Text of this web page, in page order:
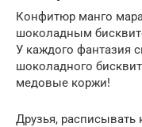
Конфитюр манго
шоколадным
У каждого фантазия
шоколадного
медовые коржи!
Друзья, расписывать